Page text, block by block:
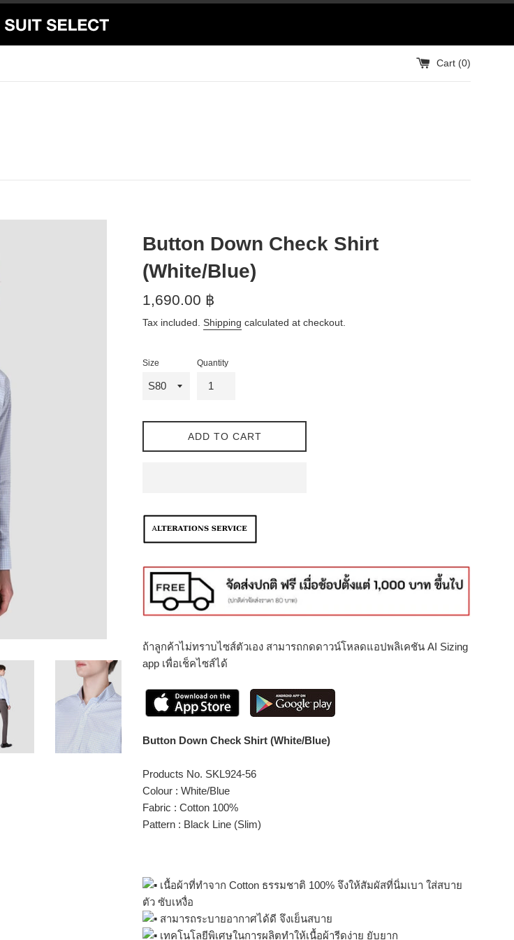
Cart (0)
Button Down Check Shirt
(White/Blue)
Regular
1,690.00 ฿
Tax included. Shipping calculated at checkout.
Size Quantity
ADD TO CART
ถ้าลูกค้าไม่ทราบไซส์ตัวเอง สามารถกดดาวน์โหลดแอปพลิเคชัน AI Sizing
app เพื่อเช็คไซส์ได้
Button Down Check Shirt (White/Blue)
Products No. SKL924-56
Colour : White/Blue
Fabric : Cotton 100%
Pattern : Black Line (Slim)
เนื้อผ้าที่ทำจาก Cotton ธรรมชาติ 100% จึงให้สัมผัสที่นิ่มเบา ใส่สบาย
ตัว ซับเหงื่อ
สามารถระบายอากาศได้ดี จึงเย็นสบาย
เทคโนโลยีพิเศษในการผลิตทำให้เนื้อผ้ารีดง่าย ยับยาก